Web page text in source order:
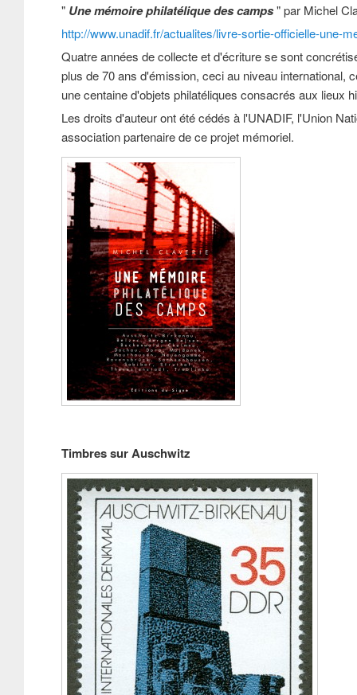
" Une mémoire philatélique des camps" par Michel
http://www.unadif.fr/actualites/livre-sortie-officielle-une-
Quatre années de collecte et d'écriture se sont
plus de 70 ans d'émission, ceci au niveau international,
une centaine d'objets philatéliques consacrés aux lieux
Les droits d'auteur ont été cédés à l'UNADIF, l'Union
association partenaire de ce projet mémoriel.
Timbres sur Auschwitz